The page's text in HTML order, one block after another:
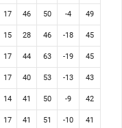
17 46 50 -4 49
15 28 46 -18 45
17 44 63 -19 45
17 40 53 -13 43
14 41 50 -9 42
17 41 51 -10 41